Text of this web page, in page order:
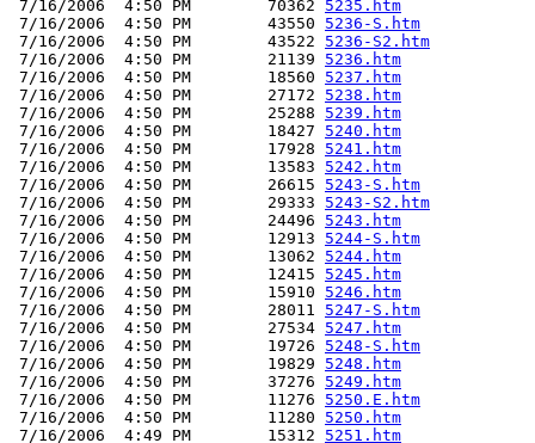
7/16/2006  4:50 PM        70362 5235.htm
7/16/2006  4:50 PM        43550 5236-S.htm
7/16/2006  4:50 PM        43522 5236-S2.htm
7/16/2006  4:50 PM        21139 5236.htm
7/16/2006  4:50 PM        18560 5237.htm
7/16/2006  4:50 PM        27172 5238.htm
7/16/2006  4:50 PM        25288 5239.htm
7/16/2006  4:50 PM        18427 5240.htm
7/16/2006  4:50 PM        17928 5241.htm
7/16/2006  4:50 PM        13583 5242.htm
7/16/2006  4:50 PM        26615 5243-S.htm
7/16/2006  4:50 PM        29333 5243-S2.htm
7/16/2006  4:50 PM        24496 5243.htm
7/16/2006  4:50 PM        12913 5244-S.htm
7/16/2006  4:50 PM        13062 5244.htm
7/16/2006  4:50 PM        12415 5245.htm
7/16/2006  4:50 PM        15910 5246.htm
7/16/2006  4:50 PM        28011 5247-S.htm
7/16/2006  4:50 PM        27534 5247.htm
7/16/2006  4:50 PM        19726 5248-S.htm
7/16/2006  4:50 PM        19829 5248.htm
7/16/2006  4:50 PM        37276 5249.htm
7/16/2006  4:50 PM        11276 5250.E.htm
7/16/2006  4:50 PM        11280 5250.htm
7/16/2006  4:49 PM        15312 5251.htm